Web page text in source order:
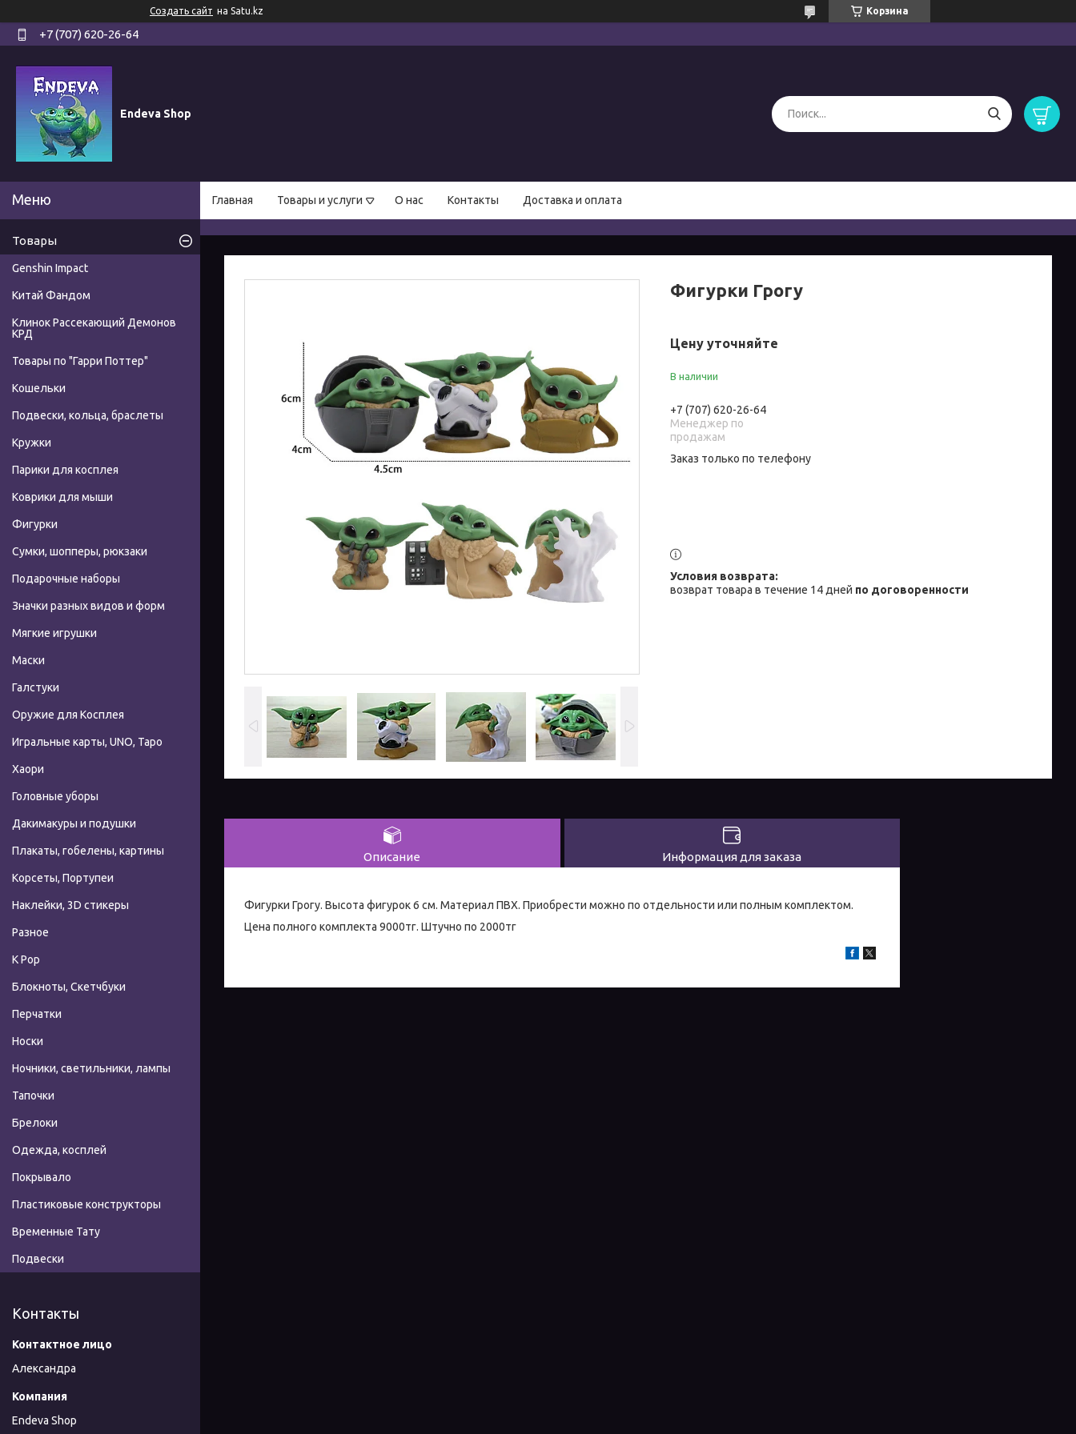
Создать сайт на Satu.kz Корзина
+7 (707) 620-26-64
Endeva Shop
Главная Товары и услуги О нас Контакты Доставка и оплата
Фигурки Грогу
Цену уточняйте
В наличии
+7 (707) 620-26-64
Менеджер по
продажам
Заказ только по телефону
возврат товара в течение 14 дней по договоренности
Описание Информация для заказа
Фигурки Грогу. Высота фигурок 6 см. Материал ПВХ. Приобрести можно по отдельности или полным комплектом.
Цена полного комплекта 9000тг. Штучно по 2000тг
Товары
Genshin Impact
Китай Фандом
Клинок Рассекающий Демонов
КРД
Товары по "Гарри Поттер"
Кошельки
Подвески, кольца, браслеты
Кружки
Парики для косплея
Коврики для мыши
Фигурки
Сумки, шопперы, рюкзаки
Подарочные наборы
Значки разных видов и форм
Мягкие игрушки
Маски
Галстуки
Оружие для Косплея
Игральные карты, UNO, Таро
Хаори
Головные уборы
Дакимакуры и подушки
Плакаты, гобелены, картины
Корсеты, Портупеи
Наклейки, 3D стикеры
Разное
К Pop
Блокноты, Скетчбуки
Перчатки
Носки
Ночники, светильники, лампы
Тапочки
Брелоки
Одежда, косплей
Покрывало
Пластиковые конструкторы
Временные Тату
Подвески
Контакты
Александра
Endeva Shop